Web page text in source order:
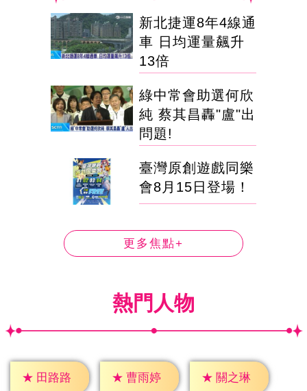
新北捷運8年4線通
車 日均運量飆升
13倍
綠中常會助選何欣
純 蔡其昌轟"盧"出
問題!
臺灣原創遊戲同樂
會8月15日登場！
更多焦點+
熱門人物
★ 田路路 ★ 曹雨婷 ★ 關之琳